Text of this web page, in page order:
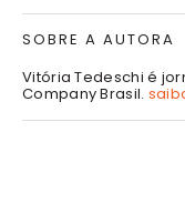
SOBRE A AUTORA
Vitória Tedeschi é
Company Brasil.